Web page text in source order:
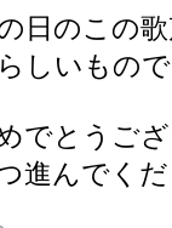
日のこの
しいもの
でとうご
進んでく